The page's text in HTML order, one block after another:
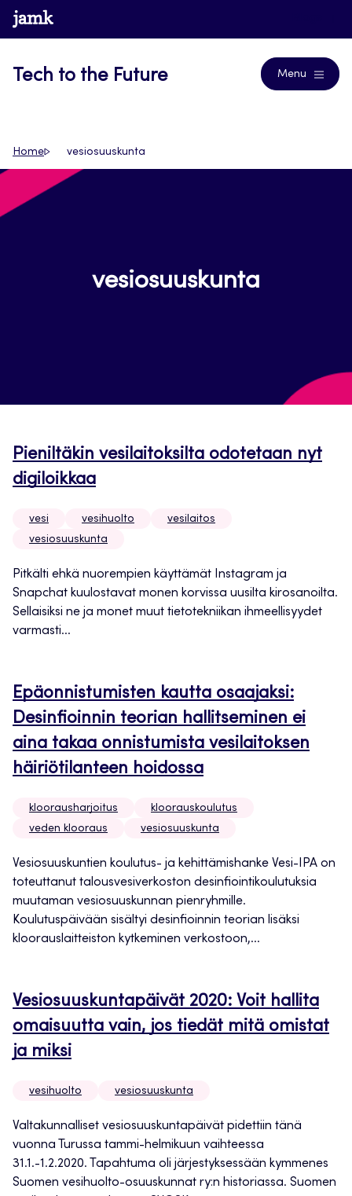
Siirry
suoraan
www.jamk.fi
Tech to the Future Menu
Home vesiosuuskunta
vesiosuuskunta
Pieniltäkin vesilaitoksilta odotetaan nyt
digiloikkaa
vesi vesihuolto
vesilaitos
vesiosuuskunta
Pitkälti ehkä nuorempien käyttämät Instagram ja
Snapchat kuulostavat monen korvissa uusilta kirosanoilta.
Sellaisiksi ne ja monet muut tietotekniikan ihmeellisyydet
varmasti...
Epäonnistumisten kautta osaajaksi:
Desinfioinnin teorian hallitseminen ei
aina takaa onnistumista vesilaitoksen
häiriötilanteen hoidossa
kloorausharjoitus
kloorauskoulutus
veden klooraus
vesiosuuskunta
Vesiosuuskuntien koulutus- ja kehittämishanke Vesi-IPA on
toteuttanut talousvesiverkoston desinfiointikoulutuksia
muutaman vesiosuuskunnan pienryhmille.
Koulutuspäivään sisältyi desinfioinnin teorian lisäksi
kloorauslaitteiston kytkeminen verkostoon,...
Vesiosuuskuntapäivät 2020: Voit hallita
omaisuutta vain, jos tiedät mitä omistat
ja miksi
vesihuolto vesiosuuskunta
Valtakunnalliset vesiosuuskuntapäivät pidettiin tänä
vuonna Turussa tammi-helmikuun vaihteessa
31.1.-1.2.2020. Tapahtuma oli järjestyksessään kymmenes
Suomen vesihuolto-osuuskunnat ry:n historiassa. Suomen